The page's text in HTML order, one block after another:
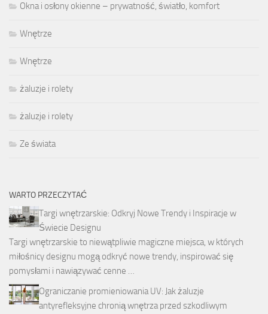
Okna i osłony okienne – prywatność, światło, komfort
Wnętrze
Wnętrze
żaluzje i rolety
żaluzje i rolety
Ze świata
WARTO PRZECZYTAĆ
Targi wnętrzarskie: Odkryj Nowe Trendy i Inspiracje w
Świecie Designu
Targi wnętrzarskie to niewątpliwie magiczne miejsca, w których
miłośnicy designu mogą odkryć nowe trendy, inspirować się
pomysłami i nawiązywać cenne …
Ograniczanie promieniowania UV: Jak żaluzje
antyrefleksyjne chronią wnętrza przed szkodliwym